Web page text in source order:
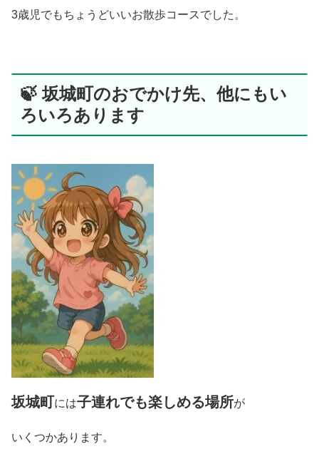
3歳児でもちょうどいいお散歩コースでした。
🍃 坂城町のおでかけ先、他にもい
ろいろあります
坂城町には子連れでも楽しめる場所が
いくつかあります。